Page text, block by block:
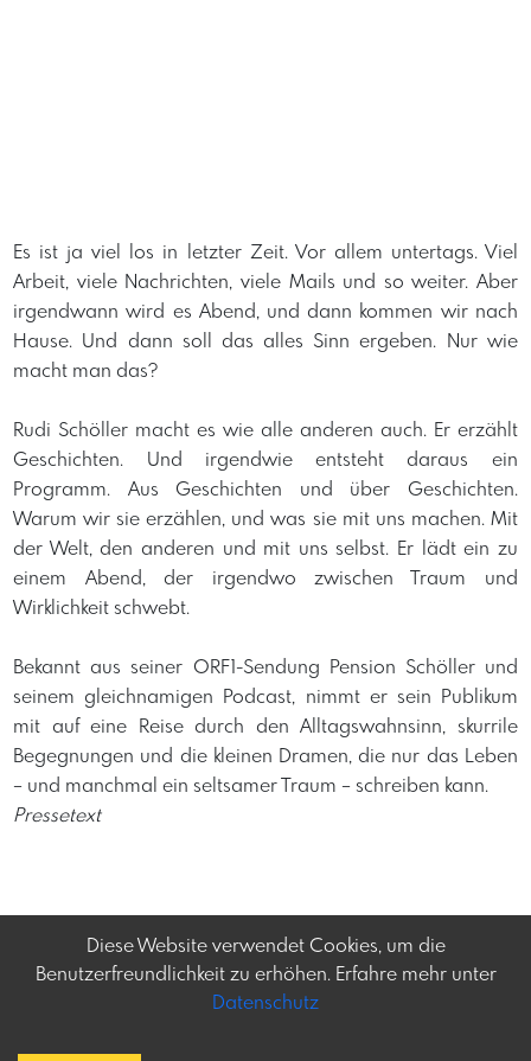
Es ist ja viel los in letzter Zeit. Vor allem untertags. Viel
Arbeit, viele Nachrichten, viele Mails und so weiter. Aber
irgendwann wird es Abend, und dann kommen wir nach
Hause. Und dann soll das alles Sinn ergeben. Nur wie
macht man das?
Rudi Schöller macht es wie alle anderen auch. Er erzählt
Geschichten. Und irgendwie entsteht daraus ein
Programm. Aus Geschichten und über Geschichten.
Warum wir sie erzählen, und was sie mit uns machen. Mit
der Welt, den anderen und mit uns selbst. Er lädt ein zu
einem Abend, der irgendwo zwischen Traum und
Wirklichkeit schwebt.
Bekannt aus seiner ORF1-Sendung Pension Schöller und
seinem gleichnamigen Podcast, nimmt er sein Publikum
mit auf eine Reise durch den Alltagswahnsinn, skurrile
Begegnungen und die kleinen Dramen, die nur das Leben
– und manchmal ein seltsamer Traum – schreiben kann.
Pressetext
Diese Website verwendet Cookies, um die
Benutzerfreundlichkeit zu erhöhen. Erfahre mehr unter
Datenschutz